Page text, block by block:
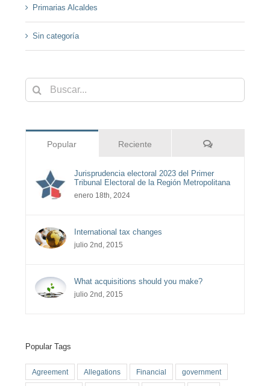
Primarias Alcaldes
Sin categoría
Buscar:
Popular Reciente Comentarios
Jurisprudencia electoral 2023 del Primer
Tribunal Electoral de la Región Metropolitana
enero 18th, 2024
International tax changes
julio 2nd, 2015
What acquisitions should you make?
julio 2nd, 2015
Popular Tags
Agreement Allegations Financial government